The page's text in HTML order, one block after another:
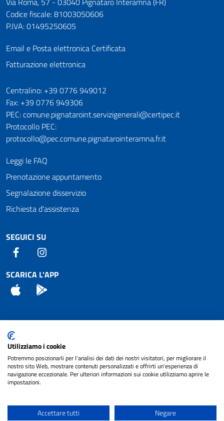
Codice fiscale: 81003050606
P.IVA: 01495250605
Email e Posta elettronica Certificata
Fatturazione elettronica
Numeri utili
Centralino: +39 0776 949012
Fax: +39 0776 949306
PEC: comune.pignataroint.servizigenerali@certipec.it
Protocollo PEC:
protocollo@pec.comune.pignatarointeramna.fr.it
Leggi le FAQ
Prenotazione appuntamento
Segnalazione disservizio
Richiesta d'assistenza
SEGUICI SU
Facebook
SCARICA L'APP
App Store
Attuazione Misure PNRR
Piano di miglioramento del sito
Note legali
cura diNET SMART
Utilizziamo i cookie
Potremmo posizionarli per l'analisi dei dati dei nostri visitatori, per migliorare il
nostro sito Web, mostrare contenuti personalizzati e offrirti un'esperienza di
navigazione eccezionale. Per ulteriori informazioni sui cookie utilizziamo aprire le
impostazioni.
Accettare tutti Negare